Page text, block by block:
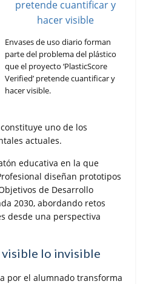
Envases de uso diario forman
parte del problema del plástico
que el proyecto ‘PlasticScore
Verified’ pretende cuantificar y
hacer visible.
uno de los
actuales.
educativa en la que
diseñan prototipos
de Desarrollo
2030, abordando retos
desde una perspectiva
visible lo invisible
por el alumnado transforma